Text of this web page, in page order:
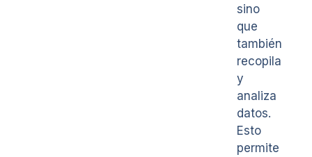
sino
que
también
recopila
y
analiza
datos.
Esto
permite